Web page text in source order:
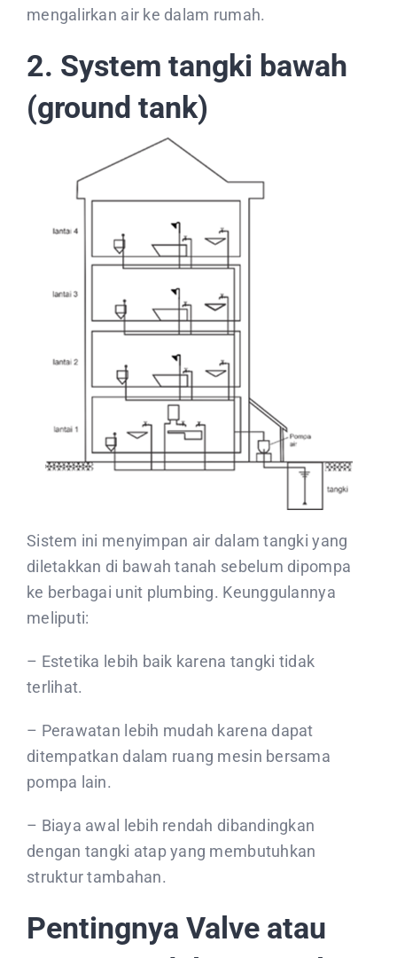
mengalirkan air ke dalam rumah.
2. System tangki bawah
(ground tank)
Sistem ini menyimpan air dalam tangki yang
diletakkan di bawah tanah sebelum dipompa
ke berbagai unit plumbing. Keunggulannya
meliputi:
– Estetika lebih baik karena tangki tidak
terlihat.
– Perawatan lebih mudah karena dapat
ditempatkan dalam ruang mesin bersama
pompa lain.
– Biaya awal lebih rendah dibandingkan
dengan tangki atap yang membutuhkan
struktur tambahan.
Pentingnya Valve atau